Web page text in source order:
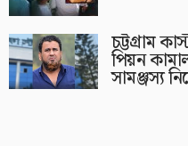
চট্টগ্রাম
পিয়ন
সামঞ্জস্য